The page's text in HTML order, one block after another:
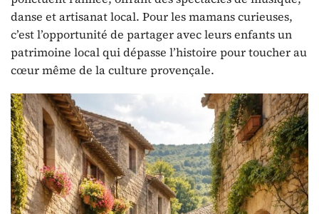
danse et artisanat local. Pour les mamans curieuses,
c’est l’opportunité de partager avec leurs enfants un
patrimoine local qui dépasse l’histoire pour toucher au
cœur même de la culture provençale.